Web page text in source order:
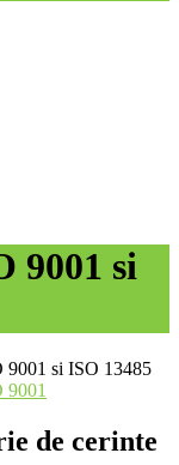
9001 si
9001 si ISO 13485
9001
de cerinte